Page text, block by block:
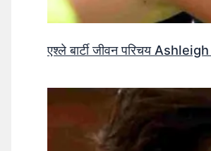
एश्ले बार्टी जीवन परिचय